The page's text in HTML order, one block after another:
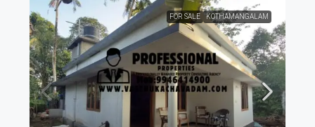
FOR SALE KOTHAMANGALAM